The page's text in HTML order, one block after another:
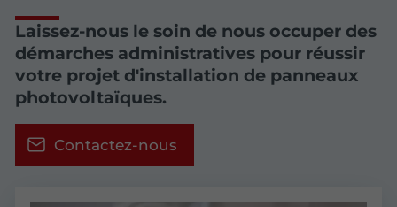
Laissez-nous le soin de nous occuper des
démarches administratives pour réussir
votre projet d'installation de panneaux
photovoltaïques.
Contactez-nous